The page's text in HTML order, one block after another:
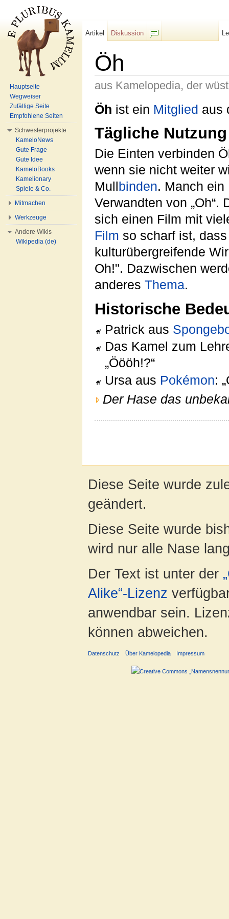
Öh
aus Kamelopedia, der
Öh ist ein Mitglied aus
Tägliche
Die Einten verbinden
wenn sie nicht weiter
Mull binden. Manch ein
Verwandten von
sich einen Film mit
Film so scharf ist,
kulturübergreifende
Oh!". Dazwischen
anderes Thema.
Historische
Patrick aus
Das Kamel zum
„Öööh!?“
Ursa aus Pokémon:
Der Hase das
Artikel
Diskussion
Hauptseite
Wegweiser
Zufällige Seite
Empfohlene Seiten
Schwesterprojekte
KameloNews
Gute Frage
Gute Idee
KameloBooks
Kamelionary
Spiele & Co.
Mitmachen
Werkzeuge
Andere Wikis
Wikipedia (de)
Diese Seite wurde
geändert.
Diese Seite wurde
wird nur alle Nase
Der Text ist unter der
Alike“-Lizenz
anwendbar sein.
können abweichen.
Datenschutz Über Kamelopedia Impressum